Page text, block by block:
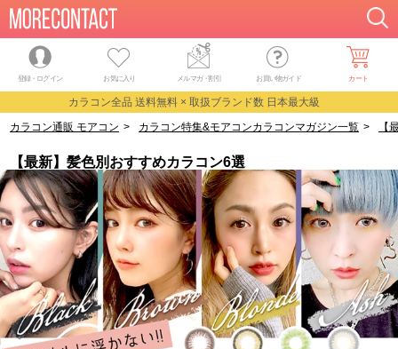
登録・ログイン お気に入り メルマガ・割引 お買い物ガイド カート
カラコン全品 送料無料 × 取扱ブランド数 日本最大級
カラコン通販 モアコン > カラコン特集&モアコンカラコンマガジン一覧 > 【
【最新】髪色別おすすめカラコン6選